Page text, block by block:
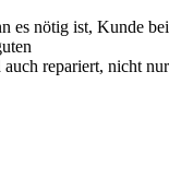
es nötig ist, Kunde bei
repariert, nicht nur